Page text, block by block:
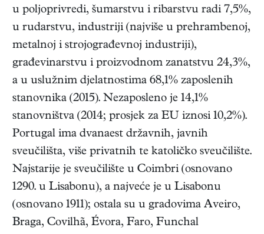
u poljoprivredi, šumarstvu i ribarstvu radi 7,5%,
u rudarstvu, industriji (najviše u prehrambenoj,
metalnoj i strojograđevnoj industriji),
građevinarstvu i proizvodnom zanatstvu 24,3%,
a u uslužnim djelatnostima 68,1% zaposlenih
stanovnika (2015). Nezaposleno je 14,1%
stanovništva (2014; prosjek za EU iznosi 10,2%).
Portugal ima dvanaest državnih, javnih
sveučilišta, više privatnih te katoličko sveučilište.
Najstarije je sveučilište u Coimbri (osnovano
1290. u Lisabonu), a najveće je u Lisabonu
(osnovano 1911); ostala su u gradovima Aveiro,
Braga, Covilhã, Évora, Faro, Funchal